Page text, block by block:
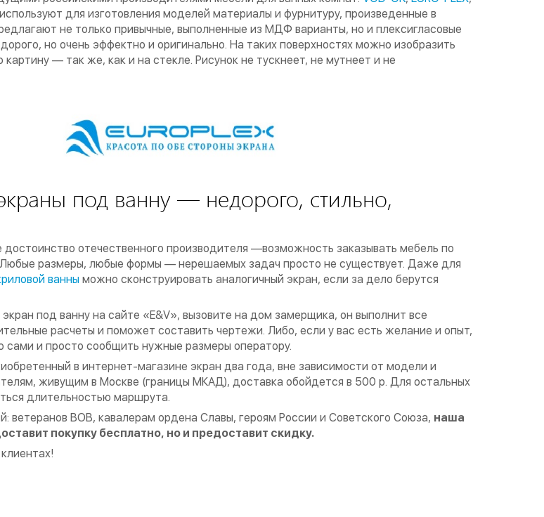
для изготовления моделей материалы и фурнитуру, произведенные в
не только привычные, выполненные из МДФ варианты, но и плексигласовые
но очень эффектно и оригинально. На таких поверхностях можно изобразить
— так же, как и на стекле. Рисунок не тускнеет, не мутнеет и не
под ванну — недорого, стильно,
отечественного производителя —возможность заказывать мебель по
размеры, любые формы — нерешаемых задач просто не существует. Даже для
ванны можно сконструировать аналогичный экран, если за дело берутся
под ванну на сайте «E&V», вызовите на дом замерщика, он выполнит все
расчеты и поможет составить чертежи. Либо, если у вас есть желание и опыт,
сами и просто сообщить нужные размеры оператору.
в интернет-магазине экран два года, вне зависимости от модели и
живущим в Москве (границы МКАД), доставка обойдется в 500 р. Для остальных
длительностью маршрута.
ветеранов ВОВ, кавалерам ордена Славы, героям России и Советского Союза, наша
покупку бесплатно, но и предоставит скидку.